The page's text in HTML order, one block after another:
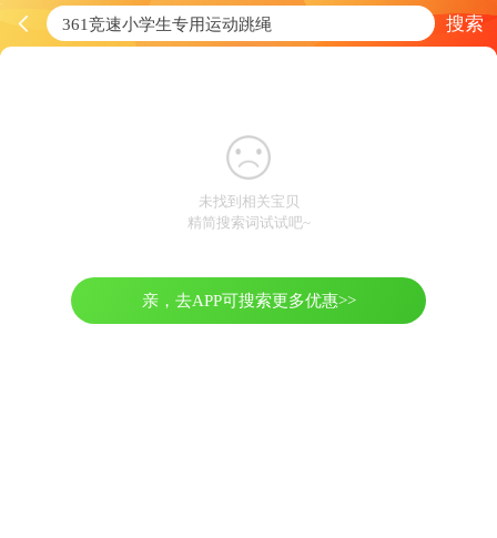
搜索
未找到相关宝贝
精简搜索词试试吧~
亲，去APP可搜索更多优惠>>